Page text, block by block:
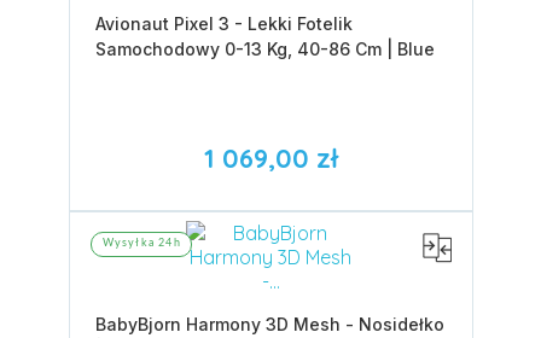
Avionaut Pixel 3 - Lekki Fotelik
Samochodowy 0-13 Kg, 40-86 Cm | Blue
1 069,00 zł
Wysyłka 24h
BabyBjorn Harmony 3D Mesh - Nosidełko